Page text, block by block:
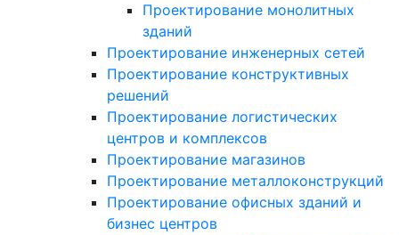
Проектирование монолитных
зданий
Проектирование инженерных сетей
Проектирование конструктивных
решений
Проектирование логистических
центров и комплексов
Проектирование магазинов
Проектирование металлоконструкций
Проектирование офисных зданий и
бизнес центров